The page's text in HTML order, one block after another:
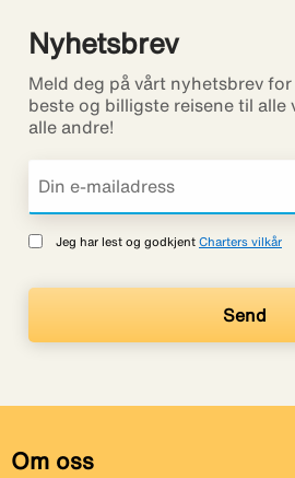
Nyhetsbrev
Meld deg på vårt nyhetsbrev
beste og billigste reisene til alle
alle andre!
Jeg har lest og godkjent Charters vilkår
Om oss